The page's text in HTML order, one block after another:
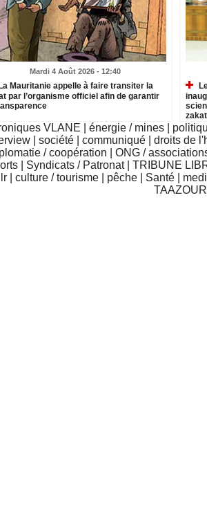
Mardi 4 Août 2026 - 12:40
Mauritanie appelle à faire transiter la
par l’organisme officiel afin de garantir
VLANE énergie / mines
société communiqué droits de
/ coopération
ONG /
Syndicats / Patronat TRIBUNE
culture / tourisme pêche Santé
TAAZOUR